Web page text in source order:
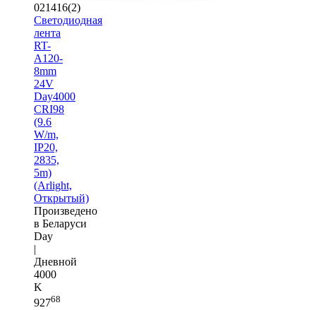
021416(2)
Светодиодная
лента
RT-
A120-
8mm
24V
Day4000
CRI98
(9.6
W/m,
IP20,
2835,
5m)
(Arlight,
Открытый)
Произведено
в Беларуси
Day
|
Дневной
4000
K
92768